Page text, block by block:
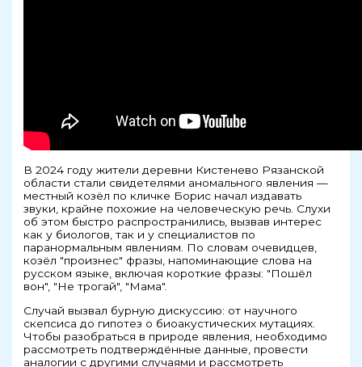
В 2024 году жители деревни Кистенево Рязанской
области стали свидетелями аномального явления —
местный козёл по кличке Борис начал издавать
звуки, крайне похожие на человеческую речь. Слухи
об этом быстро распространились, вызвав интерес
как у биологов, так и у специалистов по
паранормальным явлениям. По словам очевидцев,
козёл "произнес" фразы, напоминающие слова на
русском языке, включая короткие фразы: "Пошёл
вон", "Не трогай", "Мама".
Случай вызвал бурную дискуссию: от научного
скепсиса до гипотез о биоакустических мутациях.
Чтобы разобраться в природе явления, необходимо
рассмотреть подтверждённые данные, провести
аналогии с другими случаями и рассмотреть